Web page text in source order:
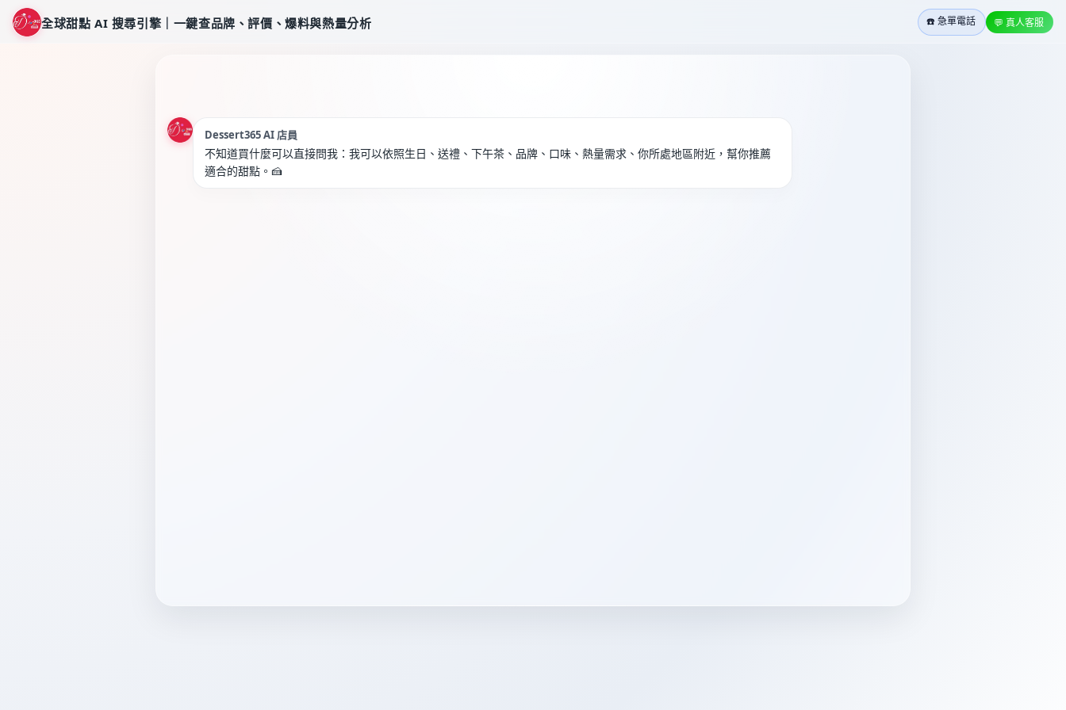
全球甜點 AI 搜尋引擎｜一鍵查品牌、評價、爆料與熱量分析 ☎️ 急單電話 💬 真人客服
Dessert365 AI 店員
不知道買什麼可以直接問我：我可以依照生日、送禮、下午茶、品牌、口味、熱量需求、你所處地區附近，幫你推薦
適合的甜點。🍰